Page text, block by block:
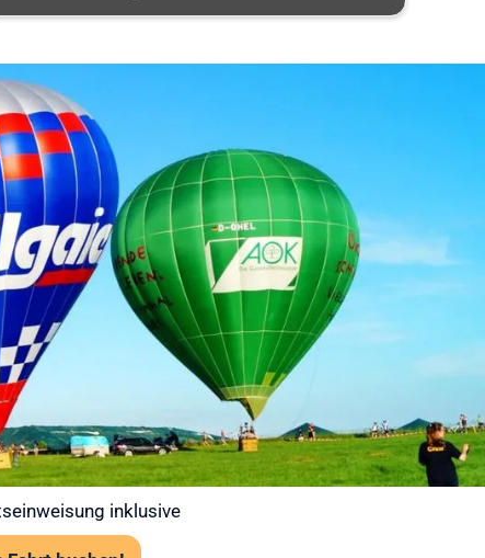
Ihrer
– Gut
in die Luft
an erster Stelle. Jede
Wetterlage statt. Unsere Piloten prüfen
über das Flugwetteramt.
120 cm Körpergröße
erforderlich, aber festes empfohlen
problemlos möglich
inklusive